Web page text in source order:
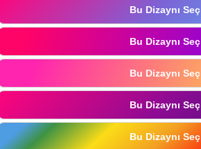
Bu Dizaynı Seç
Bu Dizaynı Seç
Bu Dizaynı Seç
Bu Dizaynı Seç
Bu Dizaynı Seç